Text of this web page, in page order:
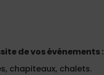
de vos événements :
chapiteaux, chalets.